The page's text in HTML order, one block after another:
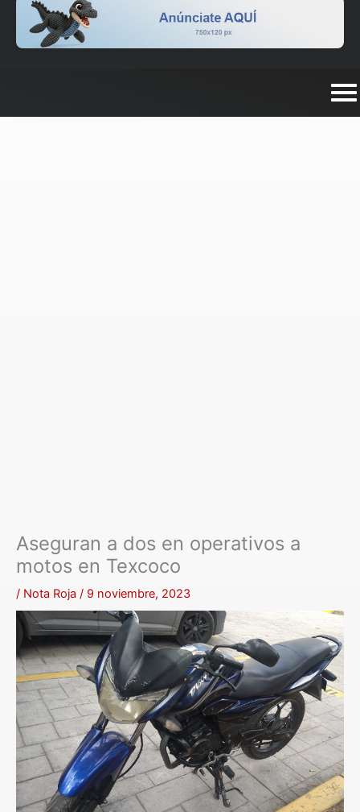
Aseguran a dos en operativos a
motos en Texcoco
/ Nota Roja / 9 noviembre, 2023